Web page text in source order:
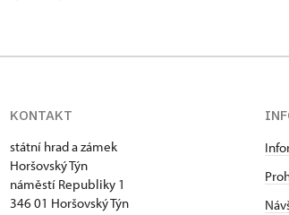
KONTAKT
státní hrad a zámek
Horšovský Týn
náměstí Republiky 1
346 01 Horšovský Týn